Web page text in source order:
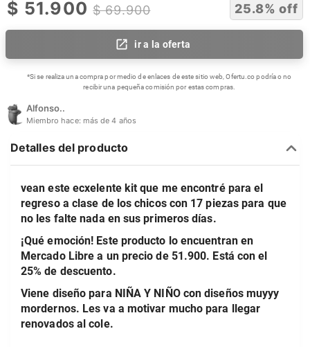
$ 51.900 $69.900 25.8% off
ir a la oferta
*Si se realiza una compra por medio de enlaces de este sitio web, Ofertu.co podría o no
recibir una pequeña comisión por estas compras.
Alfonso..
Miembro hace: más de 4 años
Detalles del producto
vean este ecxelente kit que me encontré para el
regreso a clase de los chicos con 17 piezas para que
no les falte nada en sus primeros días.
¡Qué emoción! Este producto lo encuentran en
Mercado Libre a un precio de 51.900. Está con el
25% de descuento.
Viene diseño para NIÑA Y NIÑO con diseños muyyy
mordernos. Les va a motivar mucho para llegar
renovados al cole.